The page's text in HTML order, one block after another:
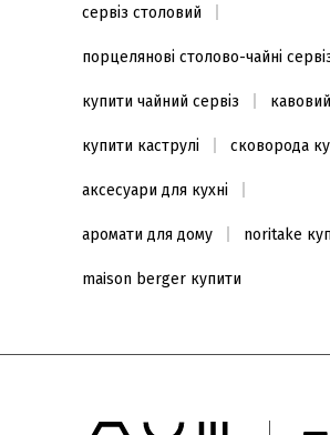
сервіз столовий
порцелянові столово-чайні
купити чайний сервіз
купити каструлі сковорода
аксесуари для кухні
аромати для дому noritake
maison berger купити